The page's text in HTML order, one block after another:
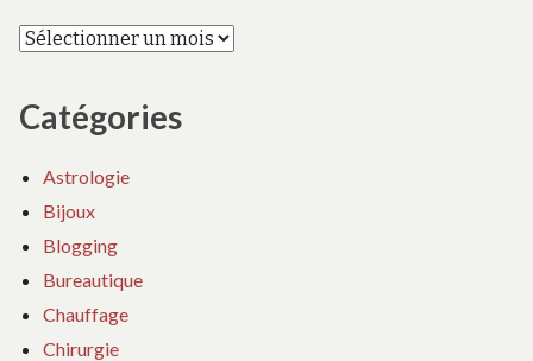
Archives
Catégories
Astrologie
Bijoux
Blogging
Bureautique
Chauffage
Chirurgie